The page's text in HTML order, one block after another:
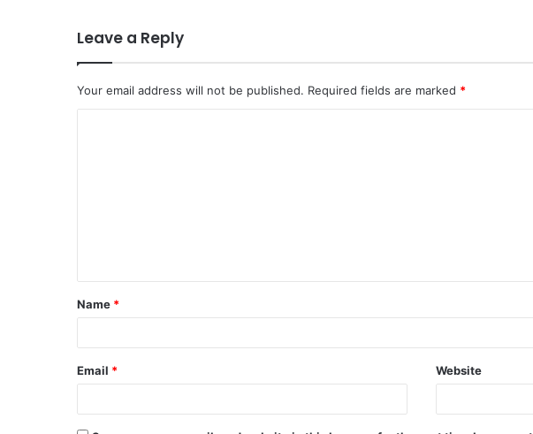
Leave a Reply
Your email address will not be published. Required fields are marked *
Name *
Email * Website